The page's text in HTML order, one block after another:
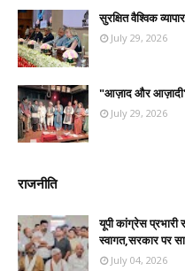
सुरक्षित वैश्विक
July 29, 2026
"आज़ाद और आज़ादी"
July 29, 2026
राजनीति
यूपी कांग्रेस
स्वागत,सरकार पर
July 04, 2026